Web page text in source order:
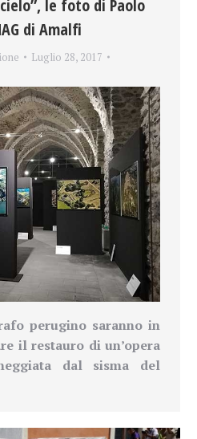
le foto di Paolo
di Amalfi
Luglio 28, 2017
perugino saranno in
il restauro di un’opera
dal sisma del